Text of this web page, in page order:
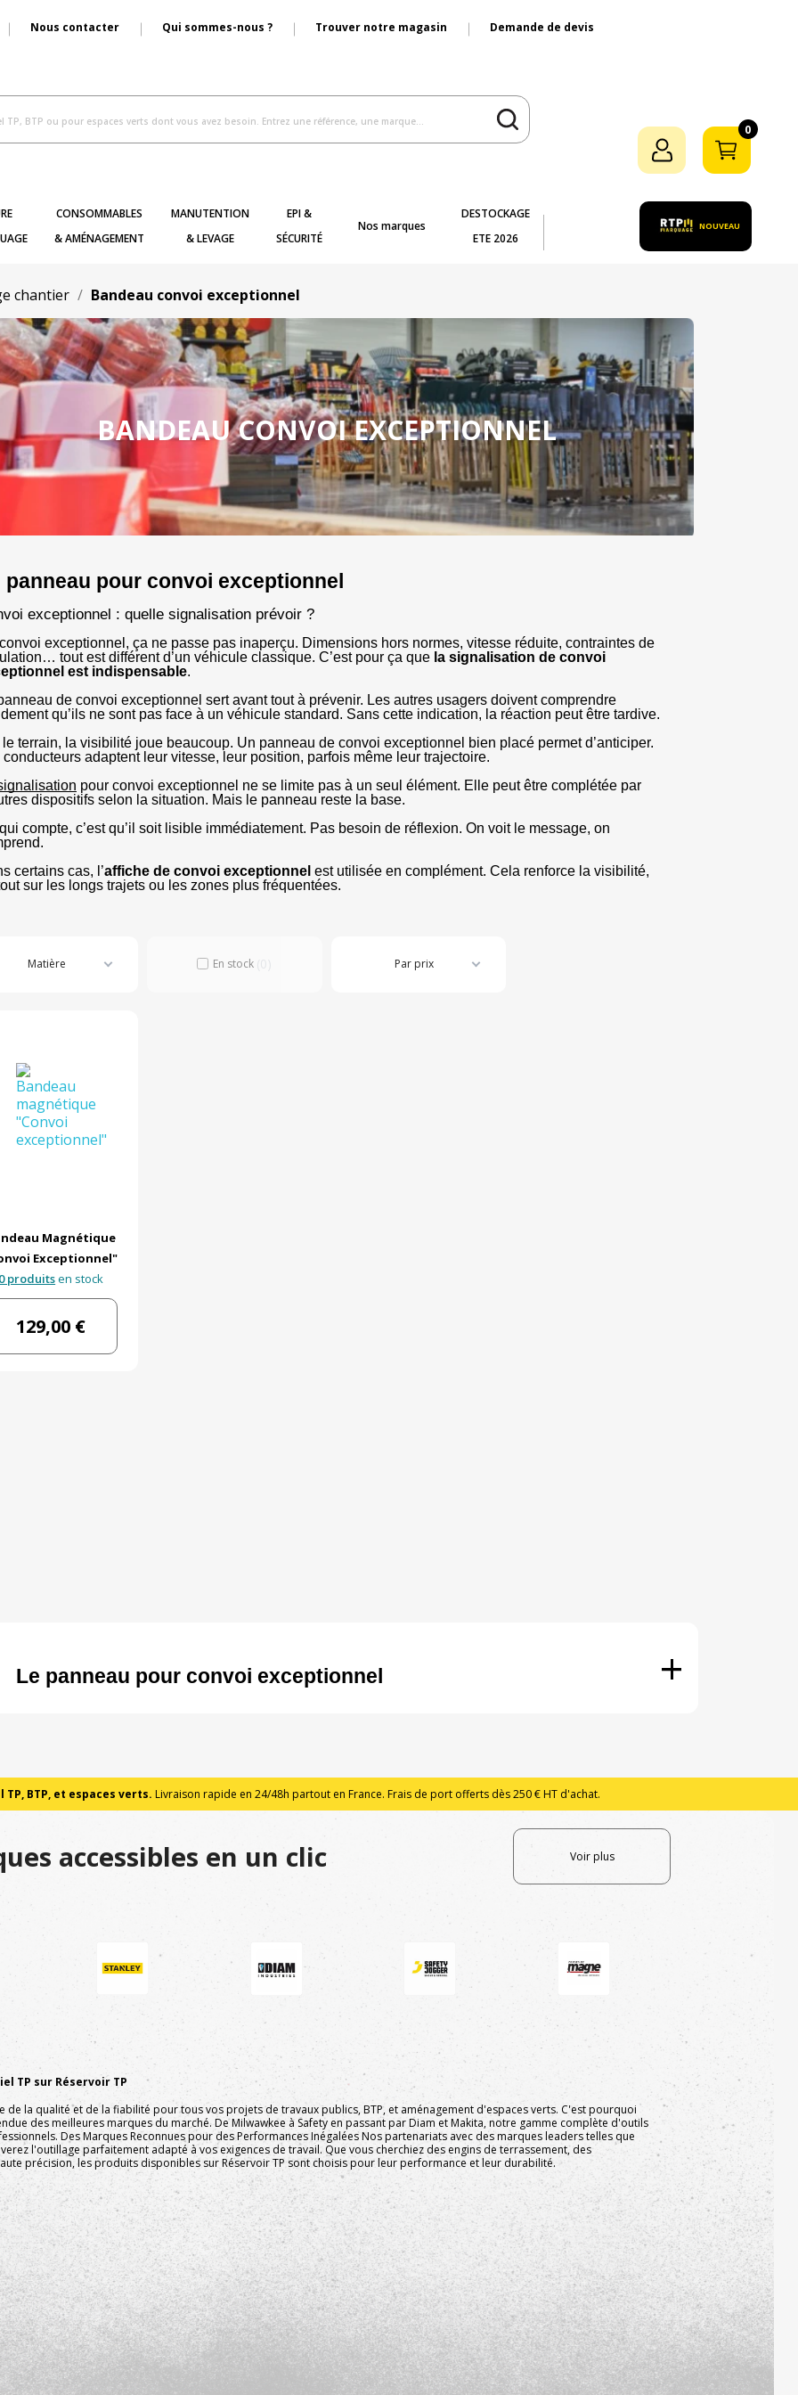
Nous contacter Qui sommes-nous ? Trouver notre magasin Demande de devis
0
CONSOMMABLES
& AMÉNAGEMENT
MANUTENTION
& LEVAGE
EPI &
SÉCURITÉ
Nos marques
DESTOCKAGE
ETE 2026
NOUVEAU
chantier Bandeau convoi exceptionnel
BANDEAU CONVOI EXCEPTIONNEL
panneau pour convoi exceptionnel
exceptionnel : quelle signalisation prévoir ?
exceptionnel, ça ne passe pas inaperçu. Dimensions hors normes, vitesse réduite, contraintes de
tout est différent d’un véhicule classique. C’est pour ça que la signalisation de convoi
est indispensable.
de convoi exceptionnel sert avant tout à prévenir. Les autres usagers doivent comprendre
qu’ils ne sont pas face à un véhicule standard. Sans cette indication, la réaction peut être tardive.
terrain, la visibilité joue beaucoup. Un panneau de convoi exceptionnel bien placé permet d’anticiper.
conducteurs adaptent leur vitesse, leur position, parfois même leur trajectoire.
pour convoi exceptionnel ne se limite pas à un seul élément. Elle peut être complétée par
dispositifs selon la situation. Mais le panneau reste la base.
compte, c’est qu’il soit lisible immédiatement. Pas besoin de réflexion. On voit le message, on
certains cas, l’affiche de convoi exceptionnel est utilisée en complément. Cela renforce la visibilité,
sur les longs trajets ou les zones plus fréquentées.
Matière En stock Par prix
Magnétique
Exceptionnel"
produitsen stock
129,00 €
Le panneau pour convoi exceptionnel +
BTP, et espaces verts. Livraison rapide en 24/48h partout en France. Frais de port offerts dès 250 € HT d'achat.
accessibles en un clic Voir plus
TP sur Réservoir TP
de la qualité et de la fiabilité pour tous vos projets de travaux publics, BTP, et aménagement d'espaces verts. C'est pourquoi
des meilleures marques du marché. De Milwawkee à Safety en passant par Diam et Makita, notre gamme complète d'outils
Des Marques Reconnues pour des Performances Inégalées Nos partenariats avec des marques leaders telles que
l'outillage parfaitement adapté à vos exigences de travail. Que vous cherchiez des engins de terrassement, des
précision, les produits disponibles sur Réservoir TP sont choisis pour leur performance et leur durabilité.